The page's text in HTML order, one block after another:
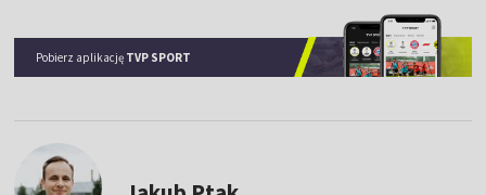
Pobierz aplikację TVP SPORT